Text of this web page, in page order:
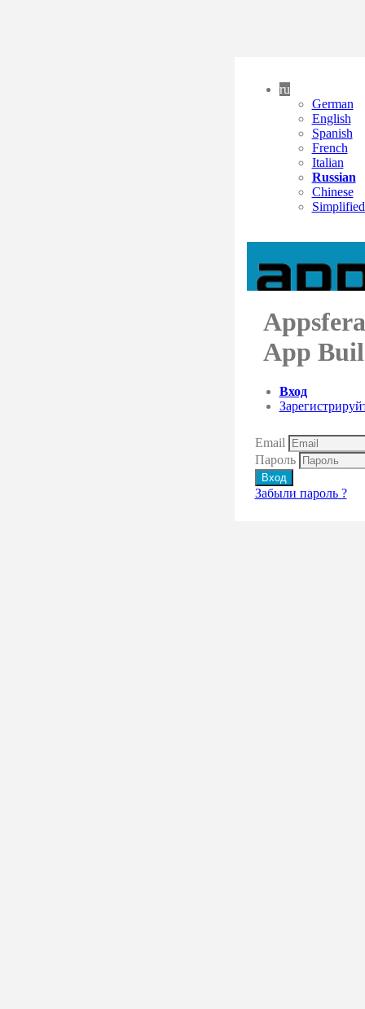
ru
German
English
Spanish
French
Italian
Russian
Chinese
App
Вход
Email
Пароль
Вход
Забыли пароль ?